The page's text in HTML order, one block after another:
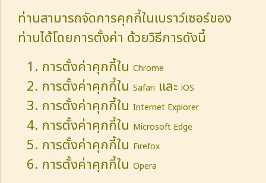
ท่านสามารถจัดการคุกกี้ในเบราว์เซอร์ของ
ท่านได้โดยการตั้งค่า ด้วยวิธีการดังนี้
การตั้งค่าคุกกี้ใน Chrome
การตั้งค่าคุกกี้ใน Safari และ iOS
การตั้งค่าคุกกี้ใน Internet Explorer
การตั้งค่าคุกกี้ใน Microsoft Edge
การตั้งค่าคุกกี้ใน Firefox
การตั้งค่าคุกกี้ใน Opera